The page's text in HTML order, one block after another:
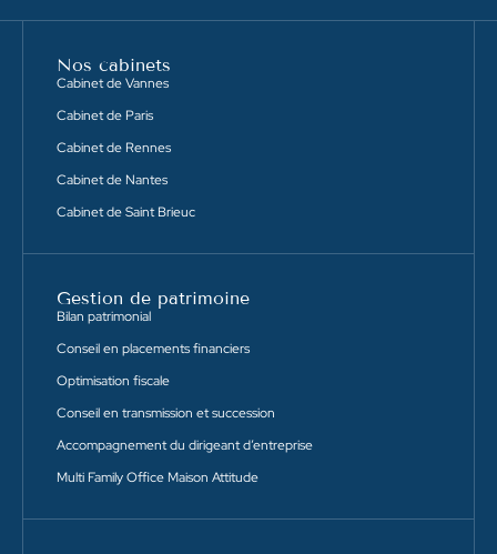
Nos cabinets
Cabinet de Vannes
Cabinet de Paris
Cabinet de Rennes
Cabinet de Nantes
Cabinet de Saint Brieuc
Gestion de patrimoine
Bilan patrimonial
Conseil en placements financiers
Optimisation fiscale
Conseil en transmission et succession
Accompagnement du dirigeant d’entreprise
Multi Family Office Maison Attitude